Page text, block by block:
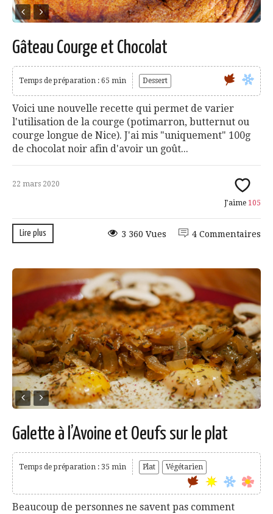
Gâteau Courge et Chocolat
Temps de préparation : 65 min Dessert
Voici une nouvelle recette qui permet de varier
l'utilisation de la courge (potimarron, butternut ou
courge longue de Nice). J'ai mis "uniquement" 100g
de chocolat noir afin d'avoir un goût...
22 mars 2020
J'aime 105
Lire plus 4 Commentaires
3 360 Vues
Galette à l’Avoine et Oeufs sur le plat
Temps de préparation : 35 min Plat Végétarien
Beaucoup de personnes ne savent pas comment